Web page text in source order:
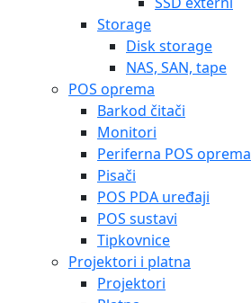
Storage
Disk storage
NAS, SAN, tape
POS oprema
Barkod čitači
Monitori
Periferna POS oprema
Pisači
POS PDA uređaji
POS sustavi
Tipkovnice
Projektori i platna
Projektori